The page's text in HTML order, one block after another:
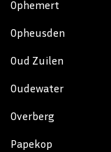
Ophemert
Opheusden
Oud Zuilen
Oudewater
Overberg
Papekop